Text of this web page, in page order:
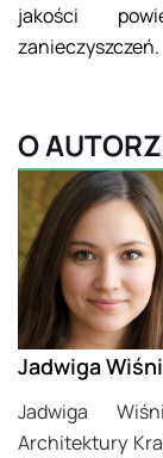
jakości
zanieczyszczeń.
O
Jadwiga
Jadwiga
Architektury